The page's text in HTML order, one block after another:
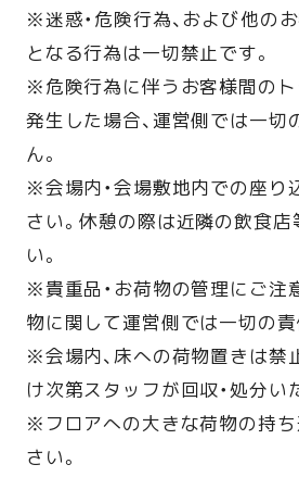
※迷惑・危険行為、および他の
となる行為は一切禁止です。
※危険行為に伴うお客様間の
発生した場合、運営側では一切
ん。
※会場内・会場敷地内での座り
さい。休憩の際は近隣の飲食
い。
※貴重品・お荷物の管理にご注
物に関して運営側では一切の責
※会場内、床への荷物置きは禁
け次第スタッフが回収・処分い
※フロアへの大きな荷物の持
さい。